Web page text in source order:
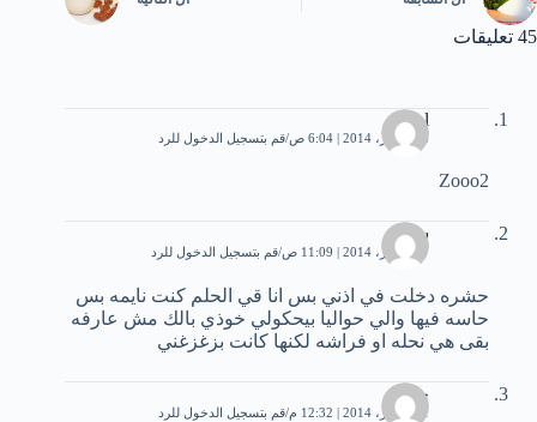
45 تعليقات
asool
26 أكتوبر، 2014 | 6:04 ص قم بتسجيل الدخول للرد
Zooo2
ساره
27 أكتوبر، 2014 | 11:09 ص قم بتسجيل الدخول للرد
حشره دخلت في اذني بس انا قي الحلم كنت نايمه بس
حاسه فيها والي حواليا بيحكولي خوذي بالك مش عارفه
بقی هي نحله او فراشه لكنها كانت بزغزغني
حبيبة
31 أكتوبر، 2014 | 12:32 م قم بتسجيل الدخول للرد